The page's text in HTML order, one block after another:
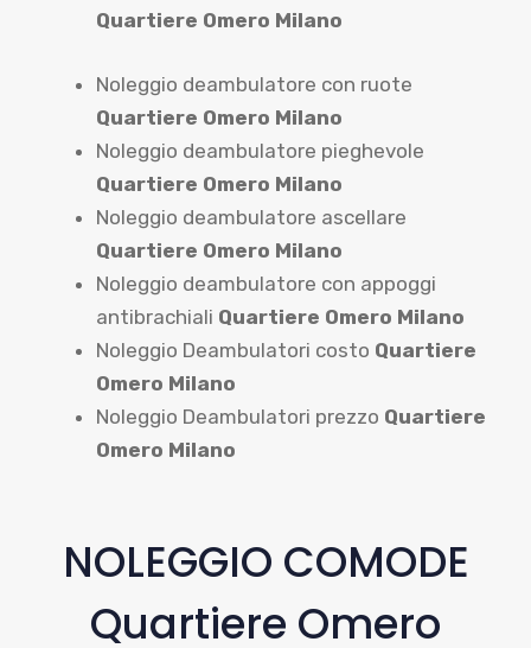
Quartiere Omero Milano
Noleggio deambulatore con ruote
Quartiere Omero Milano
Noleggio deambulatore pieghevole
Quartiere Omero Milano
Noleggio deambulatore ascellare
Quartiere Omero Milano
Noleggio deambulatore con appoggi
antibrachiali Quartiere Omero Milano
Noleggio Deambulatori costo Quartiere
Omero Milano
Noleggio Deambulatori prezzo Quartiere
Omero Milano
NOLEGGIO COMODE
Quartiere Omero